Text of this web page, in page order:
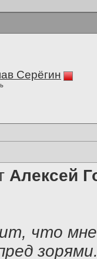
Серёгин
Алексей
что